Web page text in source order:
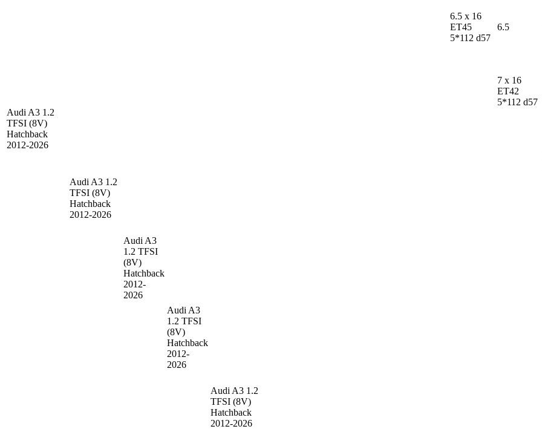
Audi A3 1.2
TFSI (8V)
Hatchback
2012-2026
Audi A3 1.2
TFSI (8V)
Hatchback
2012-2026
Audi A3
1.2 TFSI
(8V)
Hatchback
2012-
2026
Audi A3
1.2 TFSI
(8V)
Hatchback
2012-
2026
Audi A3 1.2
TFSI (8V)
Hatchback
2012-2026
6.5 x 16
ET45
5*112 d57
6.5
7 x 16
ET42
5*112 d57